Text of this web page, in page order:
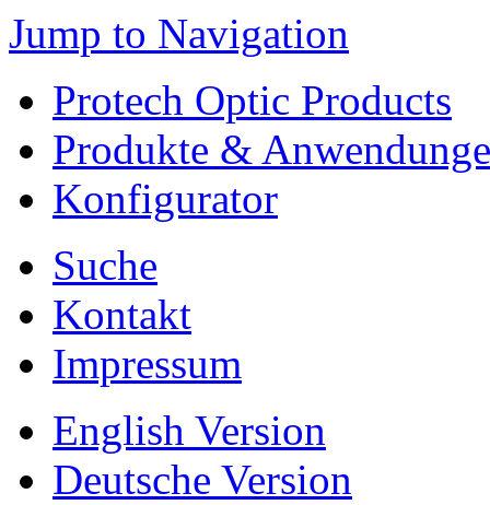
Jump to Navigation
Protech Optic Products
Produkte &
Konfigurator
Suche
Kontakt
Impressum
English Version
Deutsche Version